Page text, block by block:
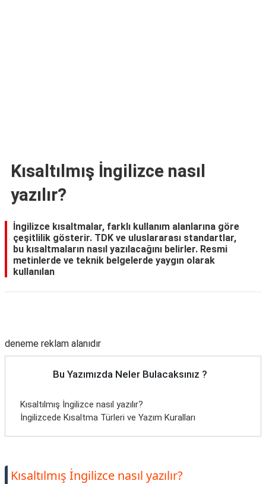
Kısaltılmış İngilizce nasıl
yazılır?
İngilizce kısaltmalar, farklı kullanım alanlarına göre
çeşitlilik gösterir. TDK ve uluslararası standartlar,
bu kısaltmaların nasıl yazılacağını belirler. Resmi
metinlerde ve teknik belgelerde yaygın olarak
kullanılan
deneme reklam alanıdır
Bu Yazımızda Neler Bulacaksınız ?
Kısaltılmış İngilizce nasıl yazılır?
İngilizcede Kısaltma Türleri ve Yazım Kuralları
Kısaltılmış İngilizce nasıl yazılır?